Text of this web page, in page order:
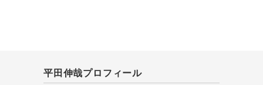
平田伸哉プロフィール